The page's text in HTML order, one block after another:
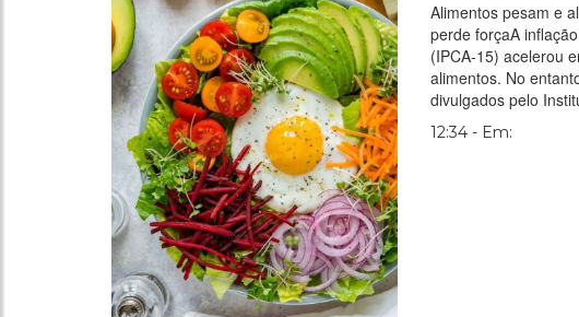
Alimentos pesam e
perde forçaA
(IPCA-15) acelerou
alimentos. No
divulgados pelo
12:34 - Em: